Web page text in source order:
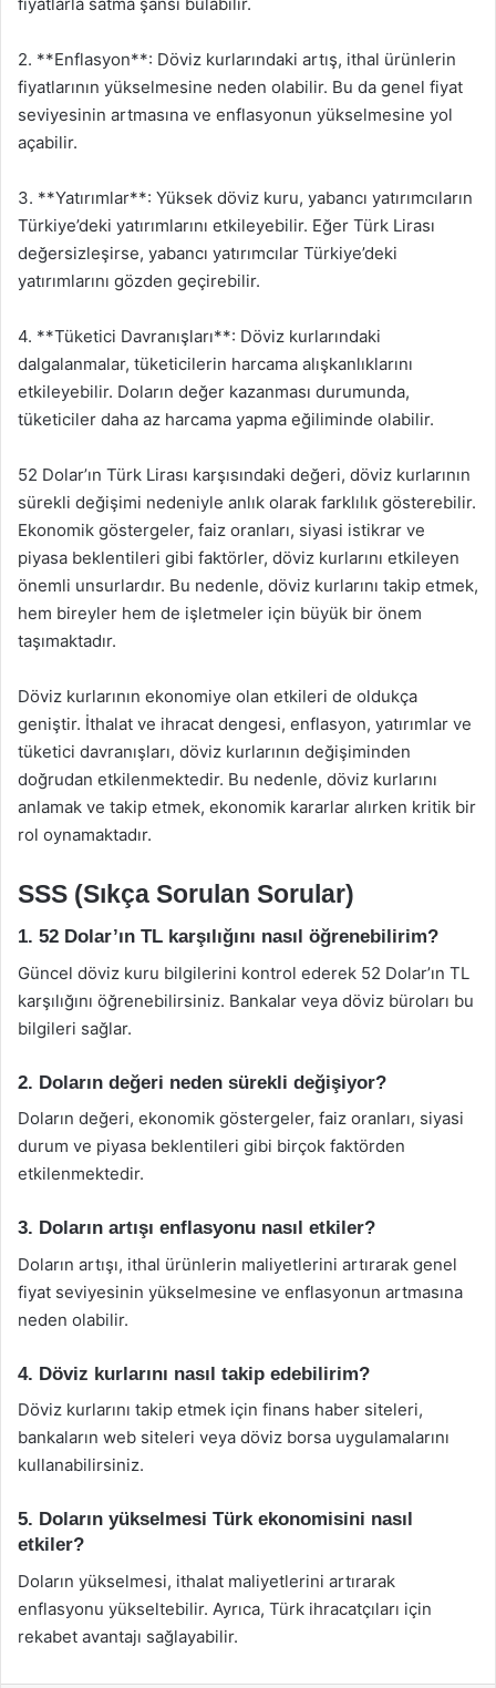
2. **Enflasyon**: Döviz kurlarındaki artış, ithal ürünlerin
fiyatlarının yükselmesine neden olabilir. Bu da genel fiyat
seviyesinin artmasına ve enflasyonun yükselmesine yol
açabilir.
3. **Yatırımlar**: Yüksek döviz kuru, yabancı yatırımcıların
Türkiye’deki yatırımlarını etkileyebilir. Eğer Türk Lirası
değersizleşirse, yabancı yatırımcılar Türkiye’deki
yatırımlarını gözden geçirebilir.
4. **Tüketici Davranışları**: Döviz kurlarındaki
dalgalanmalar, tüketicilerin harcama alışkanlıklarını
etkileyebilir. Doların değer kazanması durumunda,
tüketiciler daha az harcama yapma eğiliminde olabilir.
52 Dolar’ın Türk Lirası karşısındaki değeri, döviz kurlarının
sürekli değişimi nedeniyle anlık olarak farklılık gösterebilir.
Ekonomik göstergeler, faiz oranları, siyasi istikrar ve
piyasa beklentileri gibi faktörler, döviz kurlarını etkileyen
önemli unsurlardır. Bu nedenle, döviz kurlarını takip etmek,
hem bireyler hem de işletmeler için büyük bir önem
taşımaktadır.
Döviz kurlarının ekonomiye olan etkileri de oldukça
geniştir. İthalat ve ihracat dengesi, enflasyon, yatırımlar ve
tüketici davranışları, döviz kurlarının değişiminden
doğrudan etkilenmektedir. Bu nedenle, döviz kurlarını
anlamak ve takip etmek, ekonomik kararlar alırken kritik bir
rol oynamaktadır.
SSS (Sıkça Sorulan Sorular)
1. 52 Dolar’ın TL karşılığını nasıl öğrenebilirim?
Güncel döviz kuru bilgilerini kontrol ederek 52 Dolar’ın TL
karşılığını öğrenebilirsiniz. Bankalar veya döviz büroları bu
bilgileri sağlar.
2. Doların değeri neden sürekli değişiyor?
Doların değeri, ekonomik göstergeler, faiz oranları, siyasi
durum ve piyasa beklentileri gibi birçok faktörden
etkilenmektedir.
3. Doların artışı enflasyonu nasıl etkiler?
Doların artışı, ithal ürünlerin maliyetlerini artırarak genel
fiyat seviyesinin yükselmesine ve enflasyonun artmasına
neden olabilir.
4. Döviz kurlarını nasıl takip edebilirim?
Döviz kurlarını takip etmek için finans haber siteleri,
bankaların web siteleri veya döviz borsa uygulamalarını
kullanabilirsiniz.
5. Doların yükselmesi Türk ekonomisini nasıl
etkiler?
Doların yükselmesi, ithalat maliyetlerini artırarak
enflasyonu yükseltebilir. Ayrıca, Türk ihracatçıları için
rekabet avantajı sağlayabilir.